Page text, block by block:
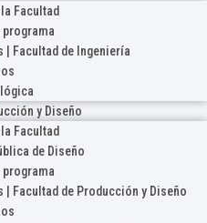
Facultad
programa
| Facultad de Ingeniería
y Diseño
Facultad
de Diseño
programa
| Facultad de Producción y Diseño